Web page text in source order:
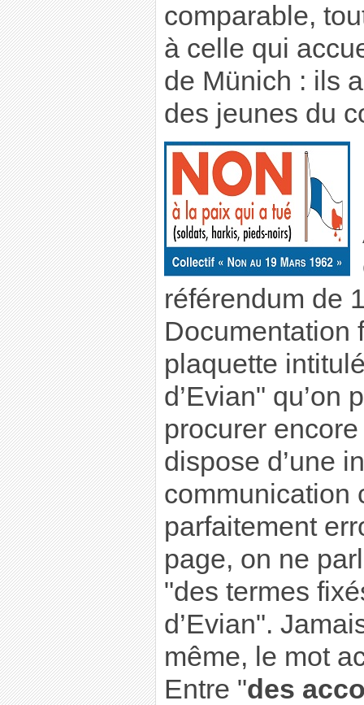
comparable,
à celle qui
de Münich : ils
des jeunes du
référendum de
Documentation
plaquette
d’Evian" qu’on
procurer encore
dispose d’une
communication
parfaitement
page, on ne
"des termes
d’Evian".
même, le mot
Entre "des